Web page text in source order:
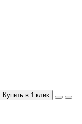
Купить в 1 клик